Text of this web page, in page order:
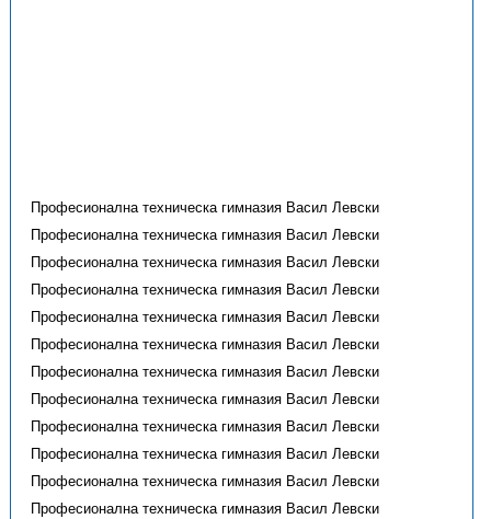
Професионална техническа гимназия Васил Левски
Професионална техническа гимназия Васил Левски
Професионална техническа гимназия Васил Левски
Професионална техническа гимназия Васил Левски
Професионална техническа гимназия Васил Левски
Професионална техническа гимназия Васил Левски
Професионална техническа гимназия Васил Левски
Професионална техническа гимназия Васил Левски
Професионална техническа гимназия Васил Левски
Професионална техническа гимназия Васил Левски
Професионална техническа гимназия Васил Левски
Професионална техническа гимназия Васил Левски